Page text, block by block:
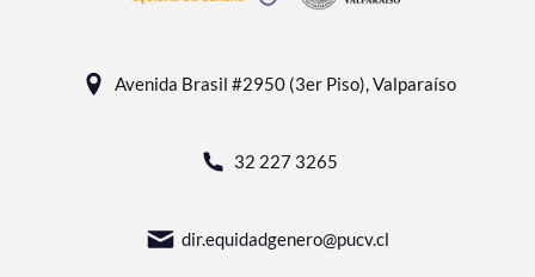
Avenida Brasil #2950 (3er Piso), Valparaíso
32 227 3265
dir.equidadgenero@pucv.cl